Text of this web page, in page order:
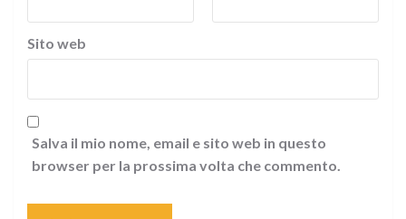
Sito web
Salva il mio nome, email e sito web in questo
browser per la prossima volta che commento.